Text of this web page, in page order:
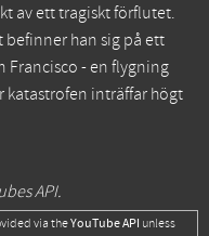
av ett tragiskt förflutet.
han sig på ett
Francisco - en flygning
katastrofen inträffar högt
API.
via theYouTube API unless